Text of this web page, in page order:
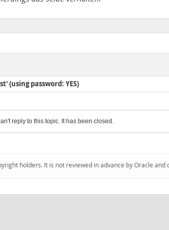
(using password: YES)
reply to this topic. It has been closed.
holders. It is not reviewed in advance by Oracle